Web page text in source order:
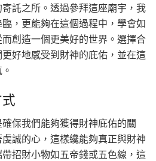
託之所。透過參拜這座廟宇，我
，更能夠在這個過程中，學會如
創造一個更美好的世界。選擇合
好地感受到財神的庇佑，並在這
保我們能夠獲得財神庇佑的關
誠的心，這樣纔能夠真正與財神
招財小物如五帝錢或五色線，這